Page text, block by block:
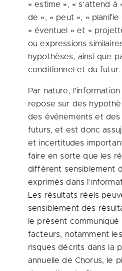
« estime », « s’attend à
de », « peut », « planifie
« éventuel » et «
ou expressions
hypothèses, ainsi que
conditionnel et du futur.
Par nature,
repose sur des
des événements et des
futurs, et est donc
et incertitudes
faire en sorte que les
diffèrent sensiblement
exprimés dans
Les résultats réels
sensiblement des
le présent
facteurs, notamment
risques décrits dans la
annuelle de Chorus, le